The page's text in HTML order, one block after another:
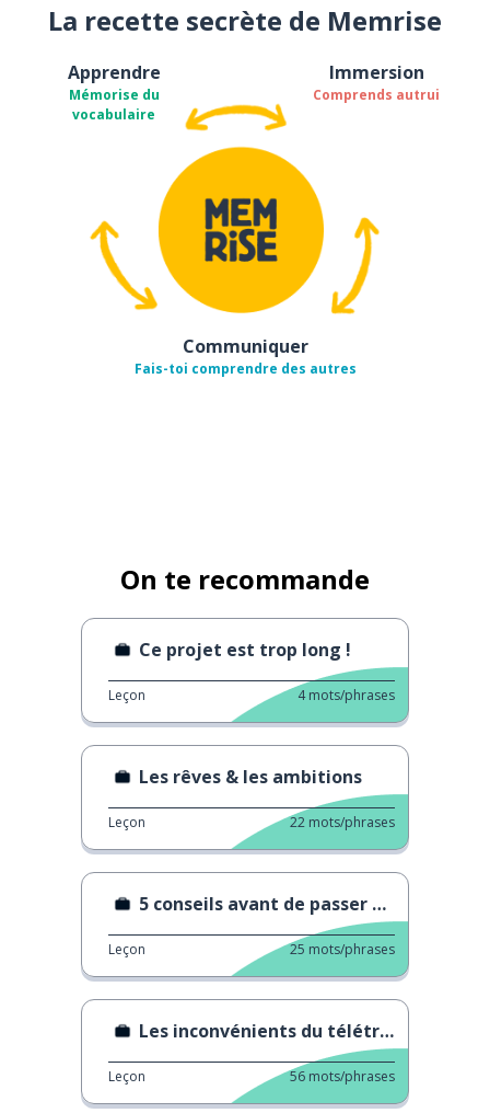
La recette secrète de Memrise
Apprendre
Mémorise du
vocabulaire
Immersion
Comprends autrui
Communiquer
Fais-toi comprendre des autres
On te recommande
Ce projet est trop long !
Leçon 4 mots/phrases
Les rêves & les ambitions
Leçon 22 mots/phrases
5 conseils avant de passer un entretien d'embauche
Leçon 25 mots/phrases
Les inconvénients du télétravail
Leçon 56 mots/phrases